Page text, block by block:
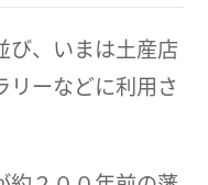
び、いまは土産店
リーなどに利用さ